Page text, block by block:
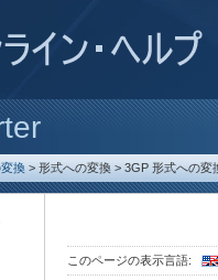
換 > 形式への変換 > 3GP 形式への変
このページの表示言語: